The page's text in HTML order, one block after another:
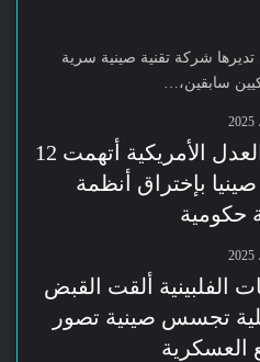
شركة تقنية صينية سرية
سابقين،…
وزارة العدل الأمريكية أتهمت 12
بإختراق أنظمة
حكومية
الفلبينية ألقت القبض
تجسس صينية تصور
العسكرية